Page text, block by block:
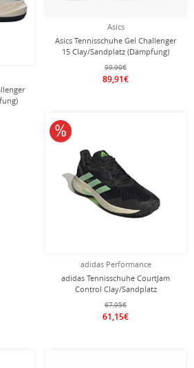
Asics
Asics Tennisschuhe Gel Challenger
15 Clay/Sandplatz (Dämpfung)
99,90€
89,91€
adidas Performance
adidas Tennisschuhe CourtJam
Control Clay/Sandplatz
67,95€
61,15€
10% reduziert